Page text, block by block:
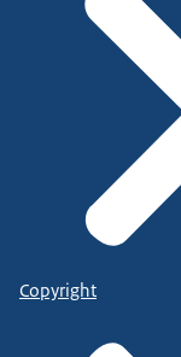
Copyright